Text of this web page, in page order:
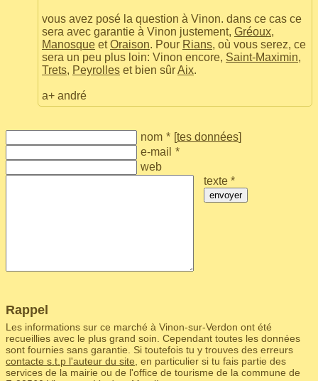
vous avez posé la question à Vinon. dans ce cas ce
sera avec garantie à Vinon justement, Gréoux,
Manosque etOraison. Pour Rians, où vous serez, ce
sera un peu plus loin: Vinon encore, Saint-Maximin,
Trets, Peyrolles et bien sûrAix.
a+ andré
nom * [tes données]
e-mail *
web
texte *
envoyer
Rappel
Les informations sur ce marché à Vinon-sur-Verdon ont été
recueillies avec le plus grand soin. Cependant toutes les données
sont fournies sans garantie. Si toutefois tu y trouves des erreurs
contacte s.t.p l'auteur du site , en particulier si tu fais partie des
services de la mairie ou de l'office de tourisme de la commune de